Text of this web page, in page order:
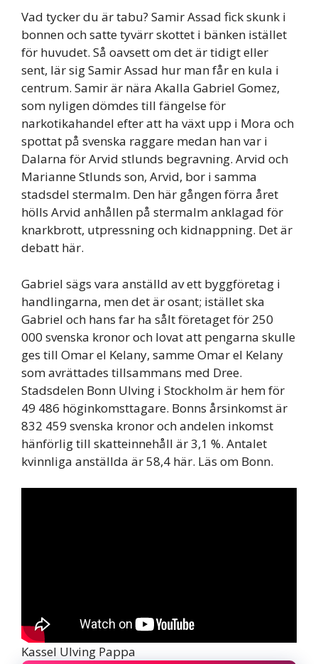
Vad tycker du är tabu? Samir Assad fick skunk i
bonnen och satte tyvärr skottet i bänken istället
för huvudet. Så oavsett om det är tidigt eller
sent, lär sig Samir Assad hur man får en kula i
centrum. Samir är nära Akalla Gabriel Gomez,
som nyligen dömdes till fängelse för
narkotikahandel efter att ha växt upp i Mora och
spottat på svenska raggare medan han var i
Dalarna för Arvid stlunds begravning. Arvid och
Marianne Stlunds son, Arvid, bor i samma
stadsdel stermalm. Den här gången förra året
hölls Arvid anhållen på stermalm anklagad för
knarkbrott, utpressning och kidnappning. Det är
debatt här.
Gabriel sägs vara anställd av ett byggföretag i
handlingarna, men det är osant; istället ska
Gabriel och hans far ha sålt företaget för 250
000 svenska kronor och lovat att pengarna skulle
ges till Omar el Kelany, samme Omar el Kelany
som avrättades tillsammans med Dree.
Stadsdelen Bonn Ulving i Stockholm är hem för
49 486 höginkomsttagare. Bonns årsinkomst är
832 459 svenska kronor och andelen inkomst
hänförlig till skatteinnehåll är 3,1 %. Antalet
kvinnliga anställda är 58,4 här. Läs om Bonn.
Kassel Ulving Pappa